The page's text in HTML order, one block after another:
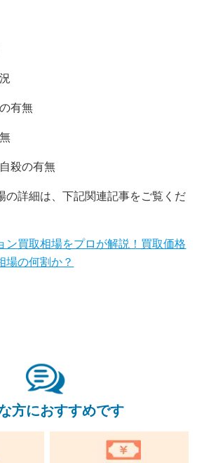
査定・売却相談
～18時/水曜日定休
有無
殺の有無
の詳細は、下記関連記事をご覧くだ
ン買取相場をプロが解説！買取価格
場の何割か？
方におすすめです